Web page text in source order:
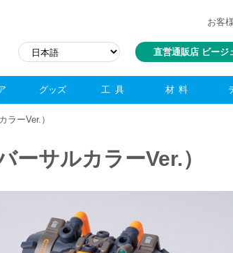
お客様
直営通販店 ビージ
グッズ 工具 材料
ラーVer.）
ーサルカラーVer.）